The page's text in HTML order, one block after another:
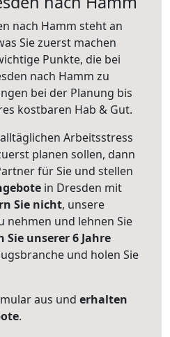
nach Hamm steht an
Sie zuerst machen
Punkte, die bei
nach Hamm zu
bei der Planung bis
kostbaren Hab & Gut.
Arbeitsstress
planen sollen, dann
für Sie und stellen
in Dresden mit
Sie nicht, unsere
nehmen und lehnen Sie
Sie unserer 6 Jahre
und holen Sie
aus und erhalten
.